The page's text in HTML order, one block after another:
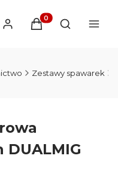
Produkty w
Otwórz
Zestawy spawarek
DUALMIG